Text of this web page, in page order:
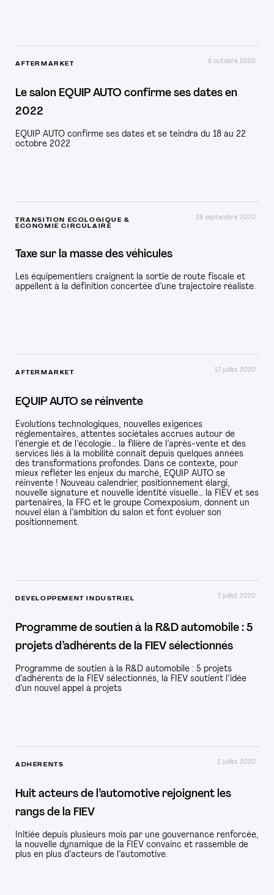
AFTERMARKET 6 octobre 2020
Le salon EQUIP AUTO confirme ses dates en
2022
EQUIP AUTO confirme ses dates et se teindra du 18 au 22
octobre 2022
TRANSITION ECOLOGIQUE &
ECONOMIE CIRCULAIRE
28 septembre 2020
Taxe sur la masse des véhicules
Les équipementiers craignent la sortie de route fiscale et
appellent à la définition concertée d’une trajectoire réaliste.
AFTERMARKET 17 juillet 2020
EQUIP AUTO se réinvente
Évolutions technologiques, nouvelles exigences
réglementaires, attentes sociétales accrues autour de
l’énergie et de l’écologie… la filière de l’après-vente et des
services liés à la mobilité connait depuis quelques années
des transformations profondes. Dans ce contexte, pour
mieux refléter les enjeux du marché, EQUIP AUTO se
réinvente ! Nouveau calendrier, positionnement élargi,
nouvelle signature et nouvelle identité visuelle… la FIEV et ses
partenaires, la FFC et le groupe Comexposium, donnent un
nouvel élan à l’ambition du salon et font évoluer son
positionnement.
DÉVELOPPEMENT INDUSTRIEL 7 juillet 2020
Programme de soutien à la R&D automobile : 5
projets d’adhérents de la FIEV sélectionnés
Programme de soutien à la R&D automobile : 5 projets
d’adhérents de la FIEV sélectionnés, la FIEV soutient l’idée
d’un nouvel appel à projets
ADHÉRENTS 2 juillet 2020
Huit acteurs de l’automotive rejoignent les
rangs de la FIEV
Initiée depuis plusieurs mois par une gouvernance renforcée,
la nouvelle dynamique de la FIEV convainc et rassemble de
plus en plus d’acteurs de l’automotive.